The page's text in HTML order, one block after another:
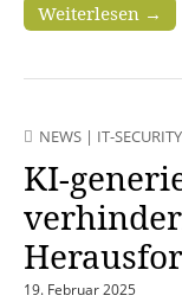
Weiterlesen →
NEWS | IT-SECURITY
KI-
19. Februar 2025